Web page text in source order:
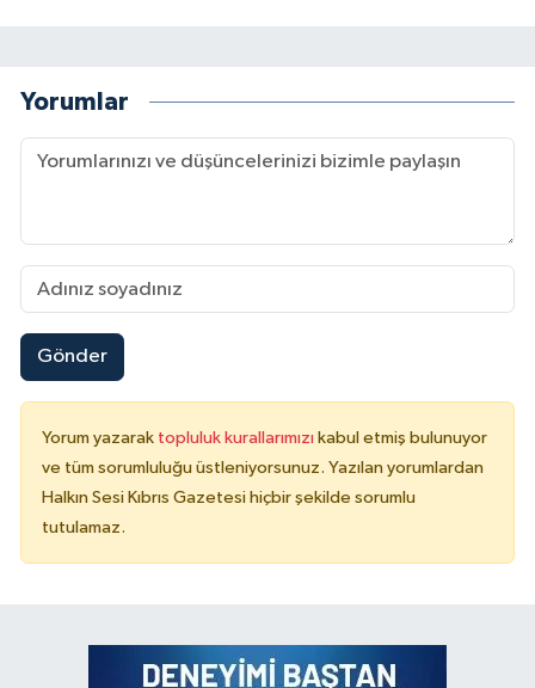
Yorumlar
Gönder
Yorum yazarak topluluk kurallarımızı kabul etmiş bulunuyor
ve tüm sorumluluğu üstleniyorsunuz. Yazılan yorumlardan
Halkın Sesi Kıbrıs Gazetesi hiçbir şekilde sorumlu
tutulamaz.